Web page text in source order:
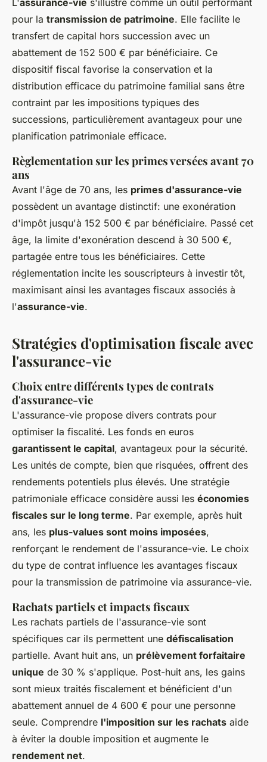
L'assurance-vie s'illustre comme un outil performant
pour la transmission de patrimoine. Elle facilite le
transfert de capital hors succession avec un
abattement de 152 500 € par bénéficiaire. Ce
dispositif fiscal favorise la conservation et la
distribution efficace du patrimoine familial sans être
contraint par les impositions typiques des
successions, particulièrement avantageux pour une
planification patrimoniale efficace.
Règlementation sur les primes versées avant 70
ans
Avant l'âge de 70 ans, les primes d'assurance-vie
possèdent un avantage distinctif: une exonération
d'impôt jusqu'à 152 500 € par bénéficiaire. Passé cet
âge, la limite d'exonération descend à 30 500 €,
partagée entre tous les bénéficiaires. Cette
réglementation incite les souscripteurs à investir tôt,
maximisant ainsi les avantages fiscaux associés à
l'assurance-vie.
Stratégies d'optimisation fiscale avec
l'assurance-vie
Choix entre différents types de contrats
d'assurance-vie
L'assurance-vie propose divers contrats pour
optimiser la fiscalité. Les fonds en euros
garantissent le capital, avantageux pour la sécurité.
Les unités de compte, bien que risquées, offrent des
rendements potentiels plus élevés. Une stratégie
patrimoniale efficace considère aussi les économies
fiscales sur le long terme. Par exemple, après huit
ans, les plus-values sont moins imposées,
renforçant le rendement de l'assurance-vie. Le choix
du type de contrat influence les avantages fiscaux
pour la transmission de patrimoine via assurance-vie.
Rachats partiels et impacts fiscaux
Les rachats partiels de l'assurance-vie sont
spécifiques car ils permettent une défiscalisation
partielle. Avant huit ans, un prélèvement forfaitaire
unique de 30 % s'applique. Post-huit ans, les gains
sont mieux traités fiscalement et bénéficient d'un
abattement annuel de 4 600 € pour une personne
seule. Comprendre l'imposition sur les rachats aide
à éviter la double imposition et augmente le
rendement net.